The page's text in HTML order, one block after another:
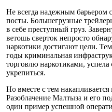
Не всегда надежным барьером
посты. Большегрузные
в себе преступный груз.
ветошь сверток непросто
наркотики достигают цели.
годы криминальная
торговлю наркотиками, успела
укрепиться.
Но вместе с тем
Разоблачение Малтыза и его
один пример успешной